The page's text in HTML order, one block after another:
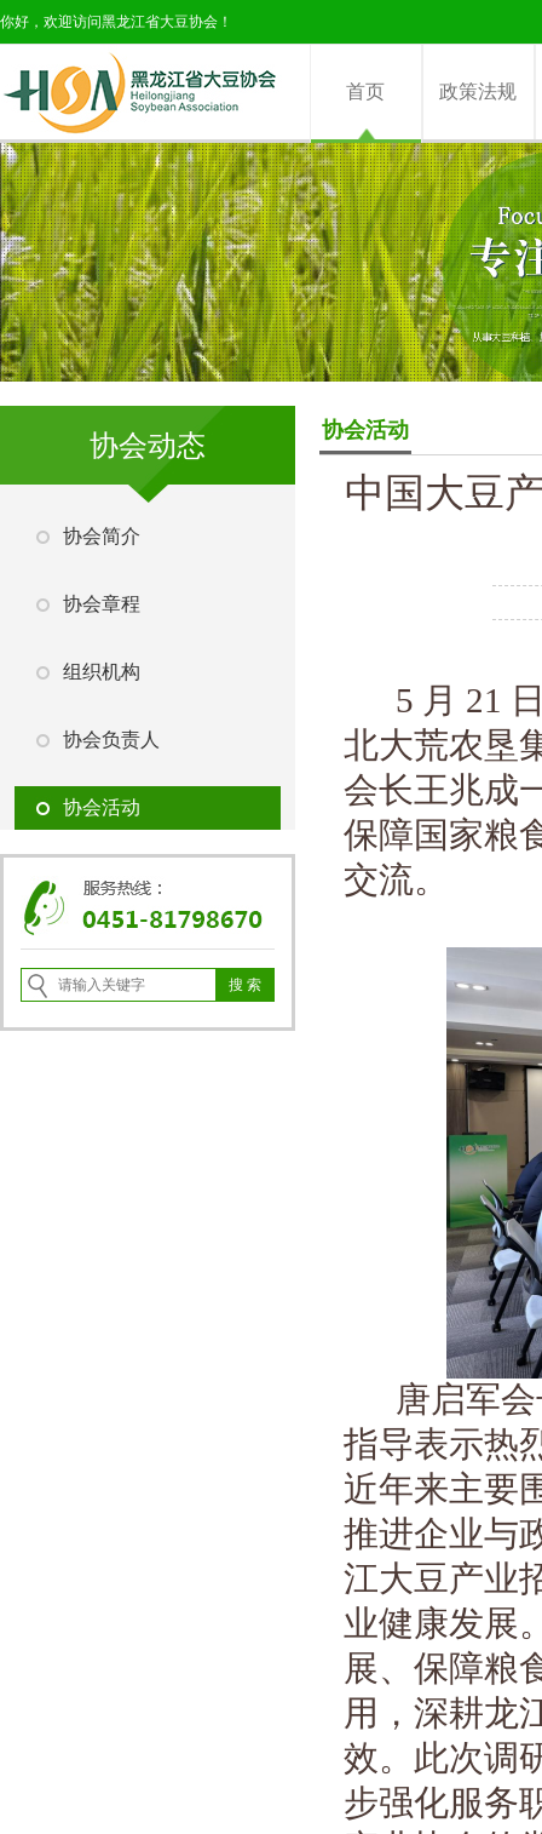
你好，欢迎访问黑龙江省大豆协会！
首页 政策法规
协会动态
协会简介
协会章程
组织机构
协会负责人
协会活动
协会活动
中国大豆
5 月 21
北大荒农垦
会长王兆成
保障国家粮
交流。
唐启军
指导表示热
近年来主要
推进企业与
江大豆产业
业健康发展
展、保障粮
用，深耕龙
效。此次调
步强化服务